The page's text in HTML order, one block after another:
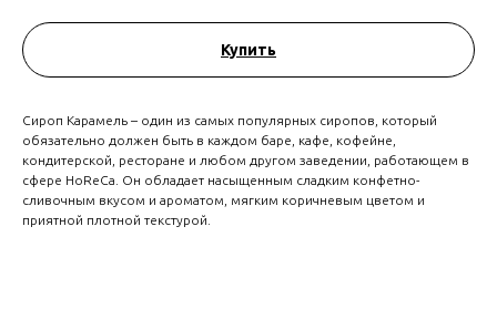
Купить
Сироп Карамель – один из самых популярных сиропов, который
обязательно должен быть в каждом баре, кафе, кофейне,
кондитерской, ресторане и любом другом заведении, работающем в
сфере HoReCa. Он обладает насыщенным сладким конфетно-
сливочным вкусом и ароматом, мягким коричневым цветом и
приятной плотной текстурой.